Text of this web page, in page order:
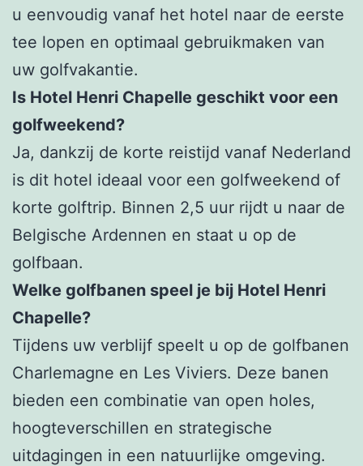
u eenvoudig vanaf het hotel naar de eerste
tee lopen en optimaal gebruikmaken van
uw golfvakantie.
Is Hotel Henri Chapelle geschikt voor een
golfweekend?
Ja, dankzij de korte reistijd vanaf Nederland
is dit hotel ideaal voor een golfweekend of
korte golftrip. Binnen 2,5 uur rijdt u naar de
Belgische Ardennen en staat u op de
golfbaan.
Welke golfbanen speel je bij Hotel Henri
Chapelle?
Tijdens uw verblijf speelt u op de golfbanen
Charlemagne en Les Viviers. Deze banen
bieden een combinatie van open holes,
hoogteverschillen en strategische
uitdagingen in een natuurlijke omgeving.